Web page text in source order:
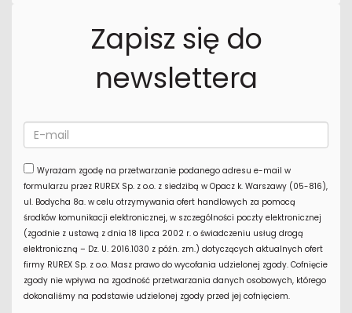
Zapisz się do
newslettera
Wyrażam zgodę na przetwarzanie podanego adresu e-mail w
formularzu przez RUREX Sp. z o.o. z siedzibą w Opacz k. Warszawy (05-816),
ul. Bodycha 8a. w celu otrzymywania ofert handlowych za pomocą
środków komunikacji elektronicznej, w szczególności poczty elektronicznej
(zgodnie z ustawą z dnia 18 lipca 2002 r. o świadczeniu usług drogą
elektroniczną – Dz. U. 2016.1030 z późn. zm.) dotyczących aktualnych ofert
firmy RUREX Sp. z o.o. Masz prawo do wycofania udzielonej zgody. Cofnięcie
zgody nie wpływa na zgodność przetwarzania danych osobowych, którego
dokonaliśmy na podstawie udzielonej zgody przed jej cofnięciem.